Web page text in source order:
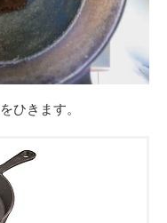
ひきます。